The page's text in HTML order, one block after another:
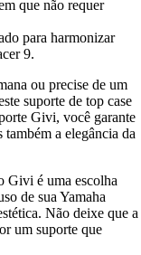
que não requer
para harmonizar
9.
ou precise de um
suporte de top case
Givi, você garante
também a elegância da
Givi é uma escolha
de sua Yamaha
Não deixe que a
um suporte que